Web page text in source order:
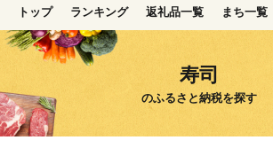
トップ ランキング 返礼品一覧 まち一覧
寿司
のふるさと納税を探す